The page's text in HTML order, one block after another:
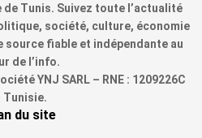
Tunis. Suivez toute l’actualité
société, culture, économie
source fiable et indépendante au
de l’info.
YNJ SARL – RNE : 1209226C
Tunisie.
du site